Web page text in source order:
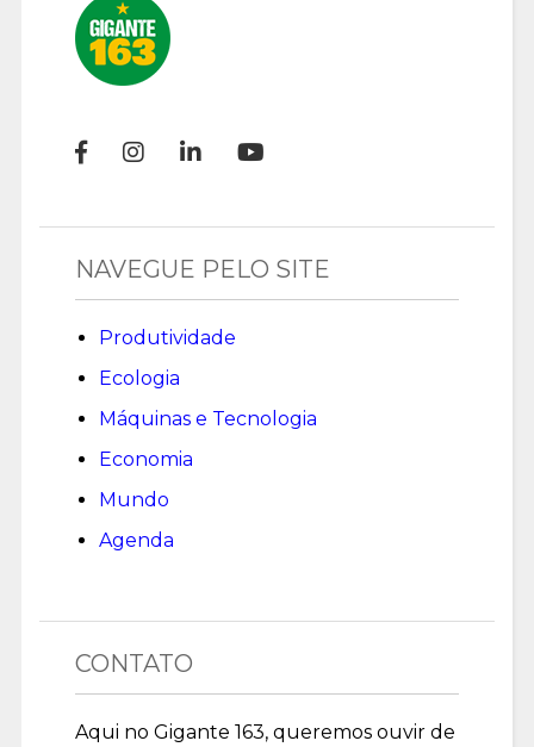
NAVEGUE PELO SITE
Produtividade
Ecologia
Máquinas e Tecnologia
Economia
Mundo
Agenda
CONTATO
Aqui no Gigante 163, queremos ouvir de